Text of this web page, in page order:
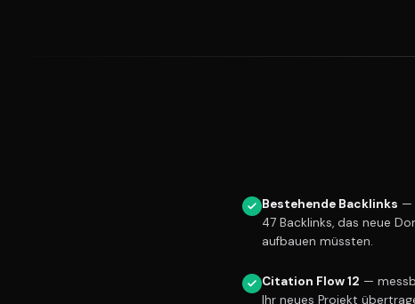
Bestehende Backlinks —
47 Backlinks, das neue
aufbauen müssten.
Citation Flow 12 —
Ihr neues Projekt